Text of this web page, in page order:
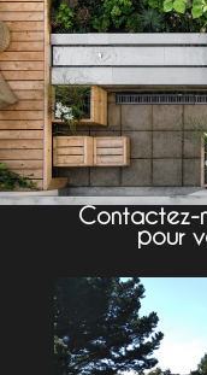
Contactez-
pour